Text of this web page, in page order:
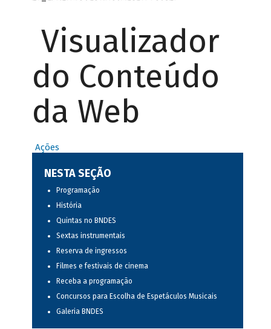
Visualizador
do Conteúdo
da Web
Ações
NESTA SEÇÃO
Programação
História
Quintas no BNDES
Sextas instrumentais
Reserva de ingressos
Filmes e festivais de cinema
Receba a programação
Concursos para Escolha de Espetáculos Musicais
Galeria BNDES